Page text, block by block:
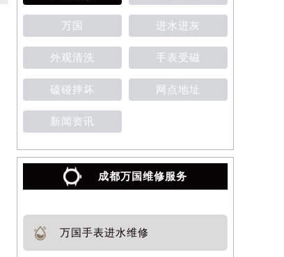
万国 进水进灰
外观清洗 手表受磁
磕碰摔坏 网点地址
新闻资讯
成都万国维修服务
万国手表进水维修